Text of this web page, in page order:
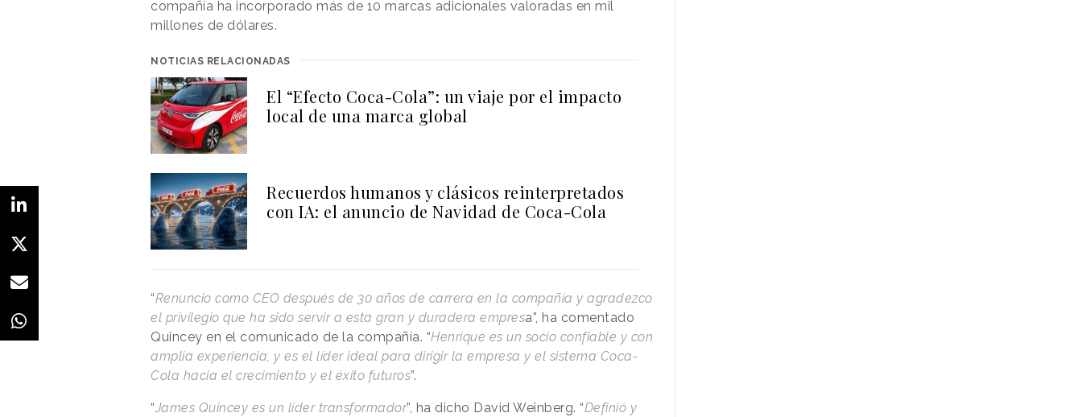
compañía ha incorporado más de 10 marcas adicionales valoradas en mil
millones de dólares.
NOTICIAS RELACIONADAS
El “Efecto Coca-Cola”: un viaje por el impacto
local de una marca global
Recuerdos humanos y clásicos reinterpretados
con IA: el anuncio de Navidad de Coca-Cola
“Renuncio como CEO después de 30 años de carrera en la compañía y agradezco
el privilegio que ha sido servir a esta gran y duradera empresa”, ha comentado
Quincey en el comunicado de la compañía. “Henrique es un socio confiable y con
amplia experiencia, y es el líder ideal para dirigir la empresa y el sistema Coca-
Cola hacia el crecimiento y el éxito futuros”.
“James Quincey es un líder transformador”, ha dicho David Weinberg. “Definió y